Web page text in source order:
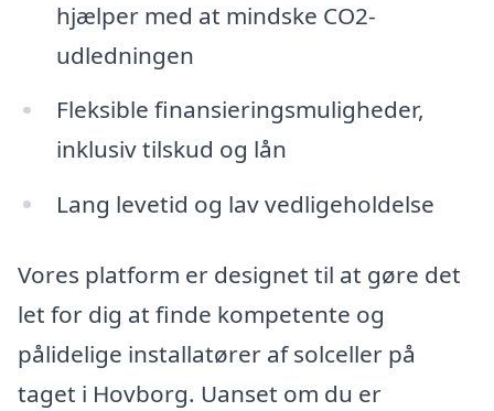
hjælper med at mindske CO2-
udledningen
Fleksible finansieringsmuligheder,
inklusiv tilskud og lån
Lang levetid og lav vedligeholdelse
Vores platform er designet til at gøre det
let for dig at finde kompetente og
pålidelige installatører af solceller på
taget i Hovborg. Uanset om du er